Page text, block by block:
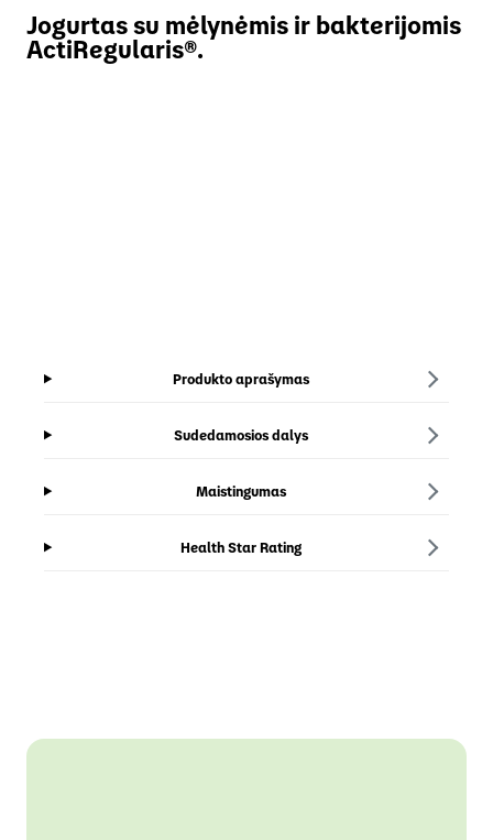
Jogurtas su mėlynėmis ir bakterijomis
ActiRegularis®.
Produkto aprašymas
Sudedamosios dalys
Maistingumas
Health Star Rating